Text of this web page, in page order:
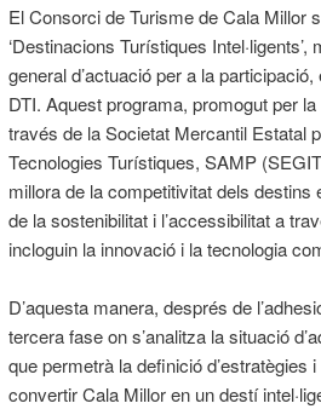
El Consorci de Turisme de Cala Millor
‘Destinacions Turístiques
general d’actuació per a la
DTI. Aquest programa, promogut per
través de la Societat Mercantil Estatal
Tecnologies Turístiques, SAMP
millora de la competitivitat dels
de la sostenibilitat i l’accessibilitat a
incloguin la innovació i la tecnologia
D’aquesta manera, després de
tercera fase on s’analitza la situació
que permetrà la definició d’estratègies
convertir Cala Millor en un destí